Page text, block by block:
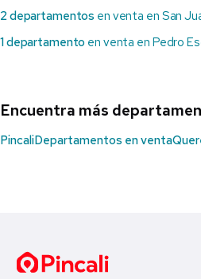
2 departamentos en venta en San
1 departamento en venta en Pedro
Encuentra más
PincaliDepartamentos en venta